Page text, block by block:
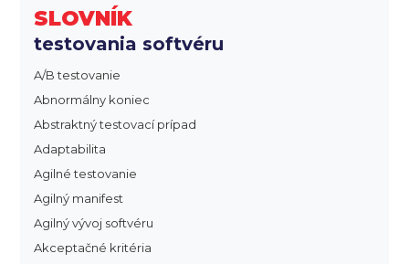
SLOVNÍK
testovania softvéru
A/B testovanie
Abnormálny koniec
Abstraktný testovací prípad
Adaptabilita
Agilné testovanie
Agilný manifest
Agilný vývoj softvéru
Akceptačné kritéria